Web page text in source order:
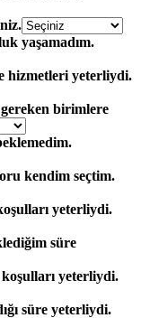
yaşamadım.
hizmetleri yeterliydi.
birimlere
kendim seçtim.
yeterliydi.
süre
yeterliydi.
süre yeterliydi.